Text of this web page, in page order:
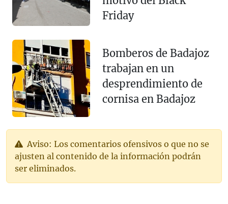
Friday
Bomberos de Badajoz
trabajan en un
desprendimiento de
cornisa en Badajoz
Aviso: Los comentarios ofensivos o que no se
ajusten al contenido de la información podrán
ser eliminados.